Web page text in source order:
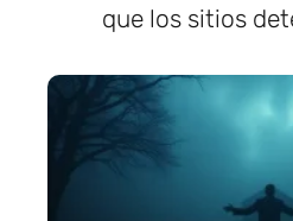
que los sitios